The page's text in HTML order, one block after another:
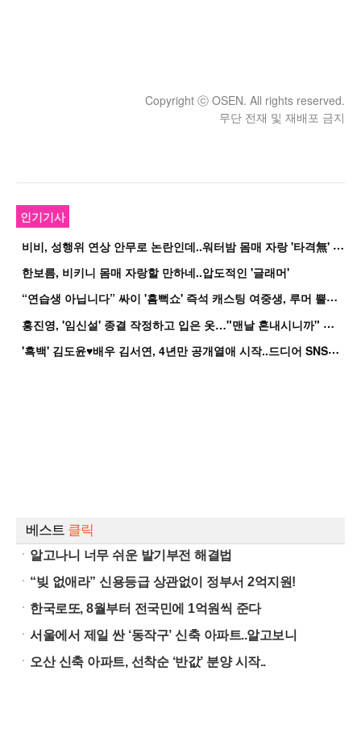
Copyright ⓒ OSEN. All rights reserved.
무단 전재 및 재배포 금지
인기기사
비
비, 성행위 연상 안무로 논란인데..워터밤 몸매 자랑 '타격無' 근황
한보름, 비키니 몸매 자랑할 만하네..압도적인 '글래머'
“
연습생 아닙니다” 싸이 '흠뻑쇼' 즉석 캐스팅 여중생, 루머 뿔났다[Oh!쎈 이...
홍
진영, '임신설' 종결 작정하고 입은 옷…"맨날 혼내시니까" 억울
'
흑백' 김도윤♥배우 김서연, 4년만 공개열애 시작..드디어 SNS에 노출 [핫피...